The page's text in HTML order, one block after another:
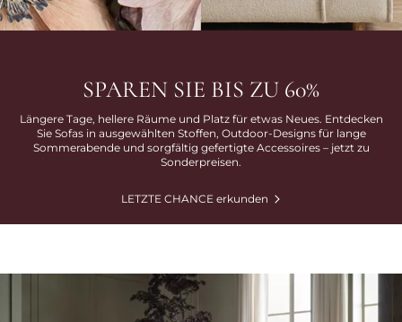
SPAREN SIE BIS ZU 60%
Längere Tage, hellere Räume und Platz für etwas Neues. Entdecken
Sie Sofas in ausgewählten Stoffen, Outdoor-Designs für lange
Sommerabende und sorgfältig gefertigte Accessoires – jetzt zu
Sonderpreisen.
LETZTE CHANCE erkunden